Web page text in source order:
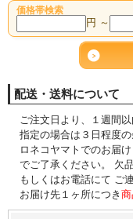
価格帯検索
円 ～
配送・送料について
ご注文日より、１週間
指定の場合は３日程度
ロネコヤマトでのお届
でご了承ください。 欠
もしくはお電話にて ご
お届け先１ヶ所につき